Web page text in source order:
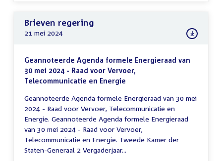
Brieven regering
21 mei 2024
Geannoteerde Agenda formele Energieraad van
30 mei 2024 - Raad voor Vervoer,
Telecommunicatie en Energie
Geannoteerde Agenda formele Energieraad van 30 mei
2024 - Raad voor Vervoer, Telecommunicatie en
Energie. Geannoteerde Agenda formele Energieraad
van 30 mei 2024 - Raad voor Vervoer,
Telecommunicatie en Energie. Tweede Kamer der
Staten-Generaal 2 Vergaderjaar...